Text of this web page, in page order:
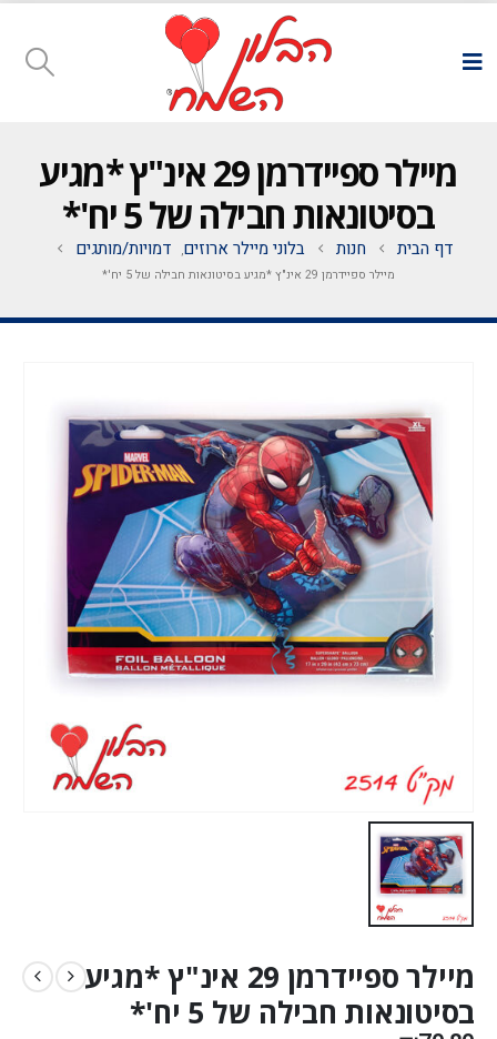
מיילר ספיידרמן 29 אינ"ץ *מגיע
בסיטונאות חבילה של 5 יח'*
דף הבית חנות בלוני מיילר ארוזים, דמויות/מותגים
מיילר ספיידרמן 29 אינ"ץ *מגיע בסיטונאות חבילה של 5 יח'*
מיילר ספיידרמן 29 אינ"ץ *מגיע
בסיטונאות חבילה של 5 יח'*